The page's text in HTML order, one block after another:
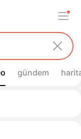
gündem